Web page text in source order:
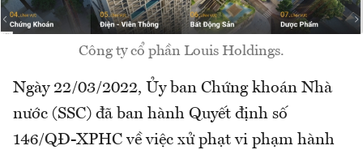
Công ty cổ phần Louis Holdings.
Ngày 22/03/2022, Ủy ban Chứng khoán Nhà
nước (SSC) đã ban hành Quyết định số
146/QĐ-XPHC về việc xử phạt vi phạm hành